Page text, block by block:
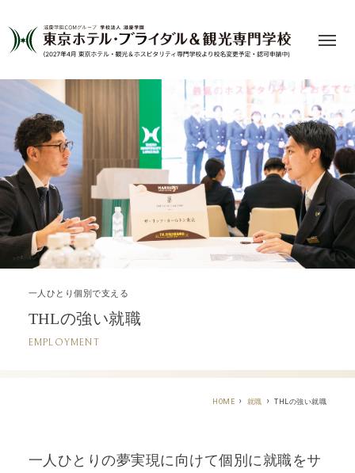
一人ひとり個別で支える
THLの強い就職
EMPLOYMENT
HOME 就職 THLの強い就職
一人ひとりの夢実現に向けて個別に就職をサ